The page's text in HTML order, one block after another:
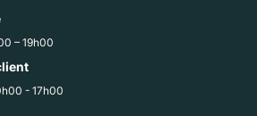
– 19h00
- 17h00